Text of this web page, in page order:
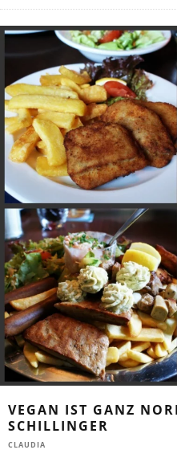
VEGAN IST GANZ
SCHILLINGER
CLAUDIA